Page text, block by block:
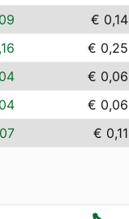
€ 0,14
€ 0,25
€ 0,06
€ 0,06
€ 0,11